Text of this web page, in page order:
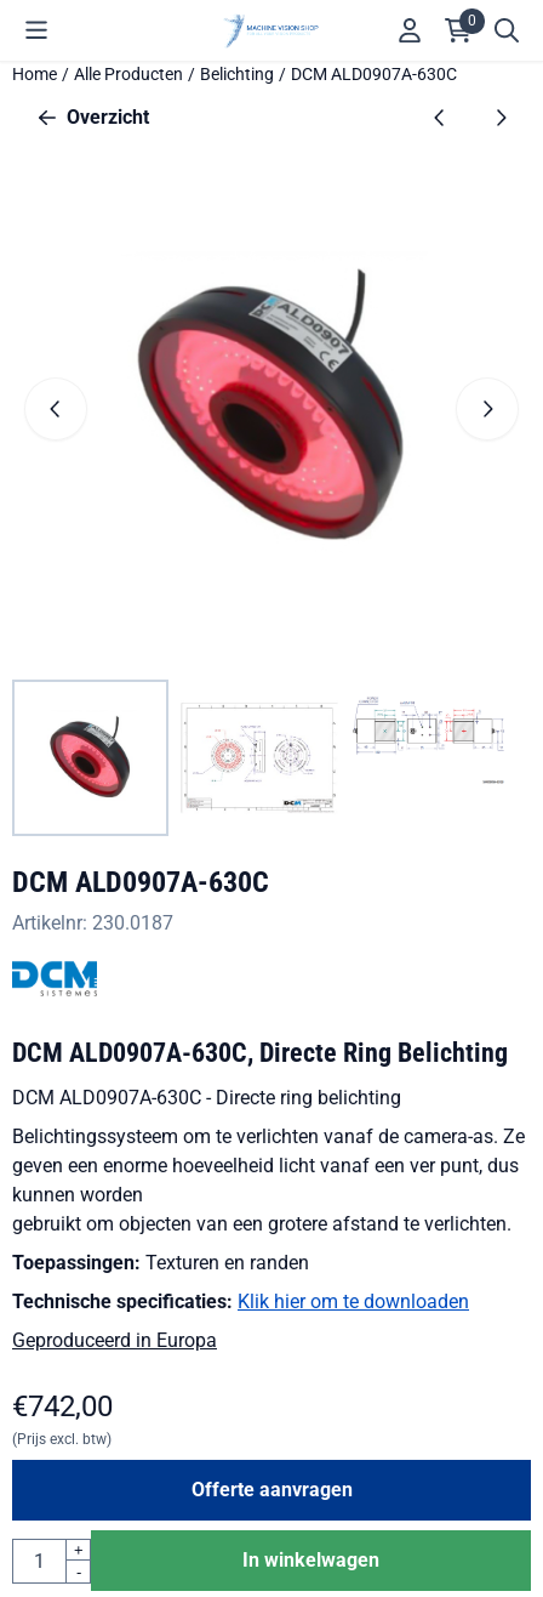
Cookievoorkeuren zijn beschikbaar. Kies instellingen of sta alle
0
Home / Alle Producten / Belichting / DCM ALD0907A-630C
Overzicht
DCM ALD0907A-630C
Artikelnr: 230.0187
DCM ALD0907A-630C, Directe Ring Belichting
DCM ALD0907A-630C - Directe ring belichting
Belichtingssysteem om te verlichten vanaf de camera-as. Ze
geven een enorme hoeveelheid licht vanaf een ver punt, dus
kunnen worden
gebruikt om objecten van een grotere afstand te verlichten.
Toepassingen: Texturen en randen
Technische specificaties: Klik hier om te downloaden
Geproduceerd in Europa
€742,00
(Prijs excl. btw)
Offerte aanvragen
Aantal
+
-
In winkelwagen